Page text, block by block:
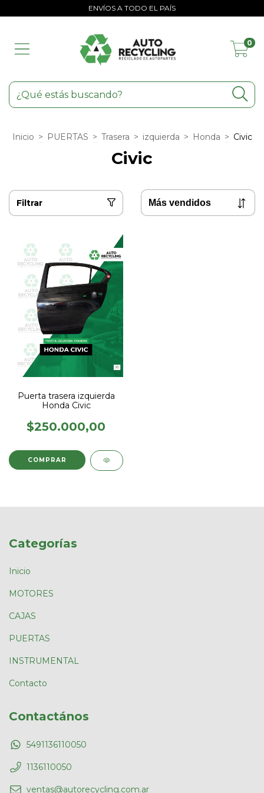
ENVÍOS A TODO EL PAÍS
0
Inicio > PUERTAS > Trasera > izquierda > Honda > Civic
Civic
Filtrar
Puerta trasera izquierda
Honda Civic
$250.000,00
Categorías
Inicio
MOTORES
CAJAS
PUERTAS
INSTRUMENTAL
Contacto
Contactános
5491136110050
1136110050
ventas@autorecycling.com.ar